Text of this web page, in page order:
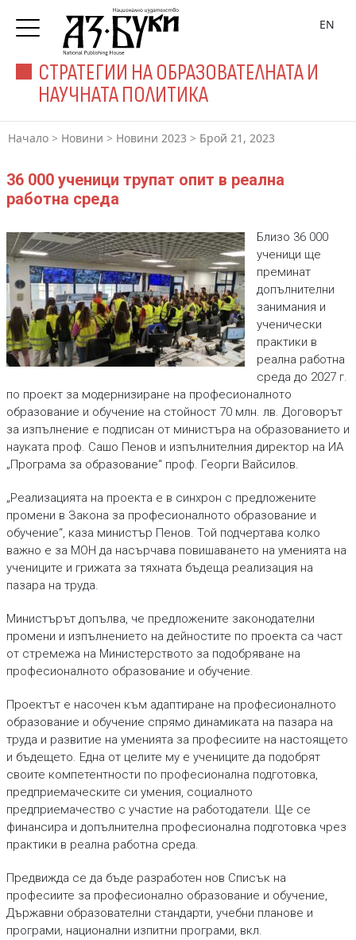
СТРАТЕГИИ НА ОБРАЗОВАТЕЛНАТА И
НАУЧНАТА ПОЛИТИКА
EN
Начало > Новини > Новини 2023 > Брой 21, 2023
36 000 ученици трупат опит в реална
работна среда
Близо 36 000
ученици ще
преминат
допълнителни
занимания и
ученически
практики в
реална работна
среда до 2027 г.
по проект за модернизиране на професионалното
образование и обучение на стойност 70 млн. лв. Договорът
за изпълнение е подписан от министъра на образованието и
науката проф. Сашо Пенов и изпълнителния директор на ИА
„Програма за образование“ проф. Георги Вайсилов.
„Реализацията на проекта е в синхрон с предложените
промени в Закона за професионалното образование и
обучение“, каза министър Пенов. Той подчертава колко
важно е за МОН да насърчава повишаването на уменията на
учениците и грижата за тяхната бъдеща реализация на
пазара на труда.
Министърът допълва, че предложените законодателни
промени и изпълнението на дейностите по проекта са част
от стремежа на Министерството за подобряване на
професионалното образование и обучение.
Проектът е насочен към адаптиране на професионалното
образование и обучение спрямо динамиката на пазара на
труда и развитие на уменията за професиите на настоящето
и бъдещето. Една от целите му е учениците да подобрят
своите компетентности по професионална подготовка,
предприемаческите си умения, социалното
предприемачество с участие на работодатели. Ще се
финансира и допълнителна професионална подготовка чрез
практики в реална работна среда.
Предвижда се да бъде разработен нов Списък на
професиите за професионално образование и обучение,
Държавни образователни стандарти, учебни планове и
програми, национални изпитни програми, вкл.